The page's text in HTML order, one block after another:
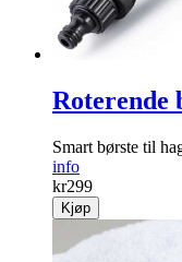
Roterende
Smart børste til
info
kr299
Kjøp